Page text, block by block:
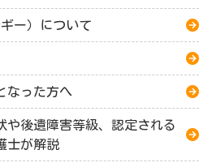
ギー）について
なった方へ
や後遺障害等級、認定される
士が解説